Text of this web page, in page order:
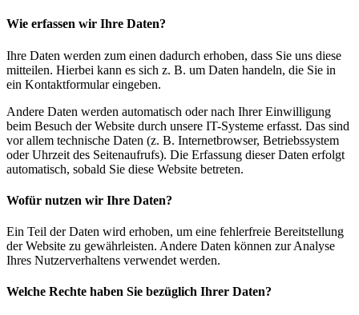
Wie erfassen wir Ihre Daten?
Ihre Daten werden zum einen dadurch erhoben, dass Sie uns diese
mitteilen. Hierbei kann es sich z. B. um Daten handeln, die Sie in
ein Kontaktformular eingeben.
Andere Daten werden automatisch oder nach Ihrer Einwilligung
beim Besuch der Website durch unsere IT-Systeme erfasst. Das sind
vor allem technische Daten (z. B. Internetbrowser, Betriebssystem
oder Uhrzeit des Seitenaufrufs). Die Erfassung dieser Daten erfolgt
automatisch, sobald Sie diese Website betreten.
Wofür nutzen wir Ihre Daten?
Ein Teil der Daten wird erhoben, um eine fehlerfreie Bereitstellung
der Website zu gewährleisten. Andere Daten können zur Analyse
Ihres Nutzerverhaltens verwendet werden.
Welche Rechte haben Sie bezüglich Ihrer Daten?